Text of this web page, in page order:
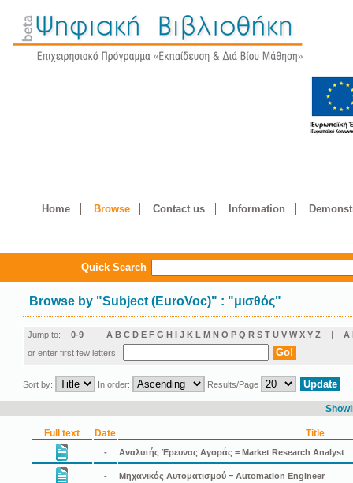
Home Browse Contact us Information
Quick Search
Browse by "Subject (EuroVoc)" : "μισθός"
Jump to: 0-9 | A B C D E F G H I J K L M N O P Q R S T U V W X Y Z | Α
or enter first few letters:
Sort by: In order: Results/Page
Full text Date Title
- Αναλυτής Έρευνας Αγοράς = Market Research Analyst
- Μηχανικός Αυτοματισμού = Automation Engineer